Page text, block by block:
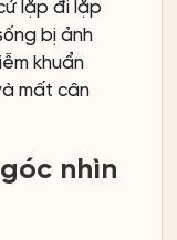
lặp đi lặp
bị ảnh
khuẩn
mất cân
nhìn